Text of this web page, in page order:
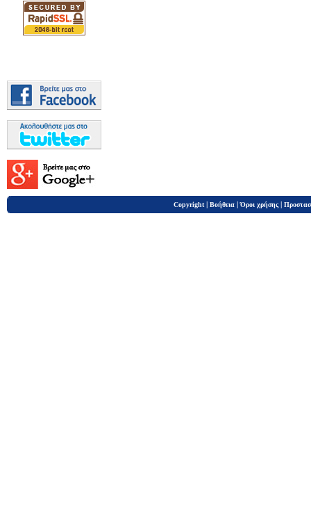
Copyright | Βοήθεια |Όροι χρήσης |